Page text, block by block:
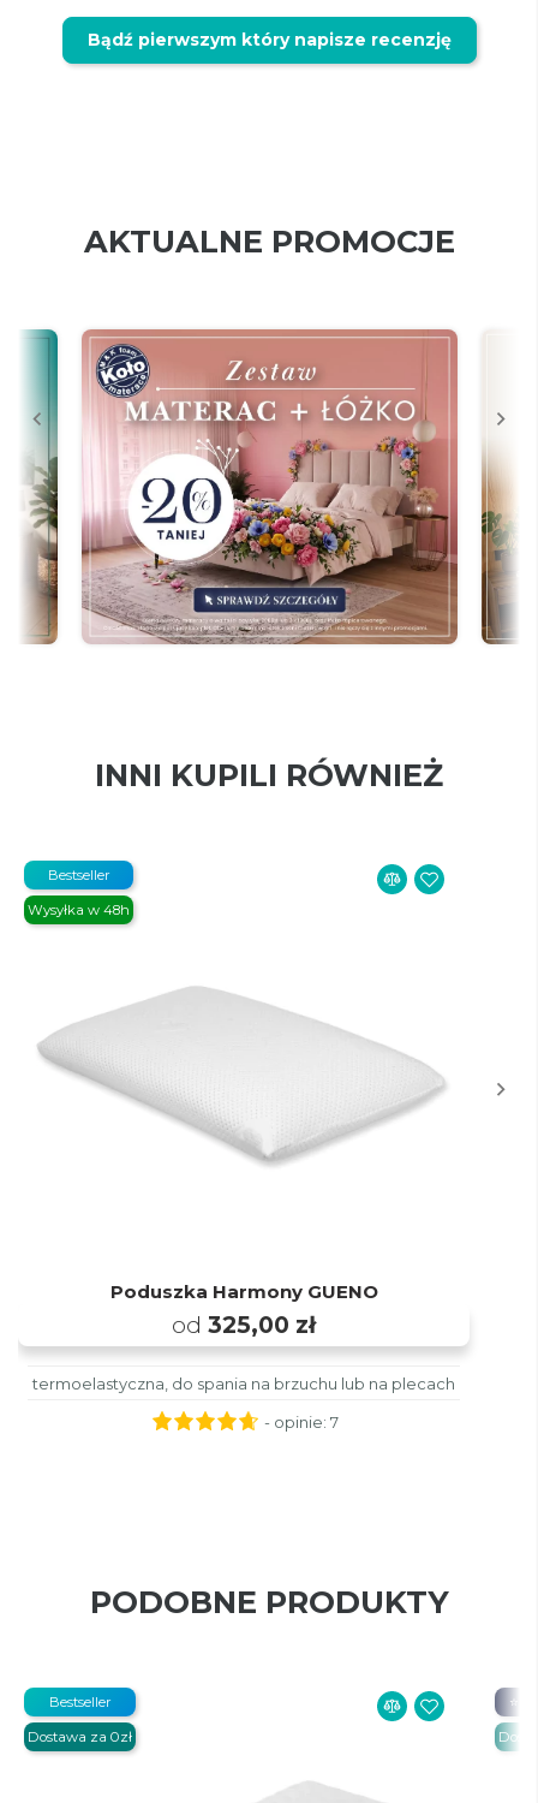
Bądź pierwszym który napisze recenzję
AKTUALNE PROMOCJE
INNI KUPILI RÓWNIEŻ
Poduszka Harmony GUENO
od 325,00 zł
termoelastyczna, do spania na brzuchu lub na plecach
Bestseller
Wysyłka w 48h
- opinie: 7
PODOBNE PRODUKTY
Bestseller
Dostawa za 0zł
⭐